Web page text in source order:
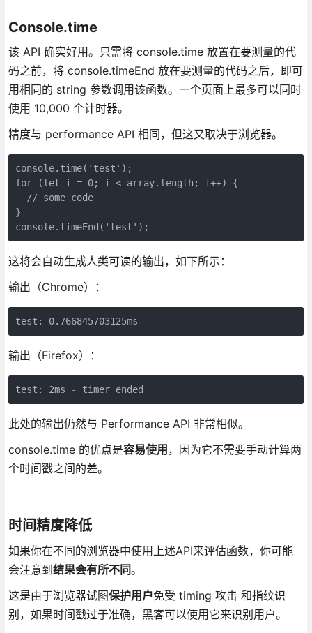
Console.time
该 API 确实好用。只需将 console.time 放置在要测量的代
码之前，将 console.timeEnd 放在要测量的代码之后，即可
用相同的 string 参数调用该函数。一个页面上最多可以同时
使用 10,000 个计时器。
精度与 performance API 相同，但这又取决于浏览器。
console.time('test');
for (let i = 0; i < array.length; i++) {
  // some code
}
console.timeEnd('test');
这将会自动生成人类可读的输出，如下所示：
输出（Chrome）：
test: 0.766845703125ms
输出（Firefox）：
test: 2ms - timer ended
此处的输出仍然与 Performance API 非常相似。
console.time 的优点是容易使用，因为它不需要手动计算两
个时间戳之间的差。
时间精度降低
如果你在不同的浏览器中使用上述API来评估函数，你可能
会注意到结果会有所不同。
这是由于浏览器试图保护用户免受 timing 攻击 和指纹识
别，如果时间戳过于准确，黑客可以使用它来识别用户。